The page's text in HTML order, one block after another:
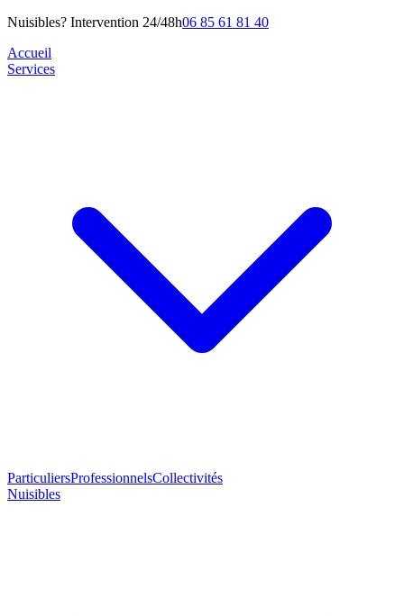
Nuisibles? Intervention 24/48h06 85 61 81 40
Accueil
Services
ParticuliersProfessionnelsCollectivités
Nuisibles